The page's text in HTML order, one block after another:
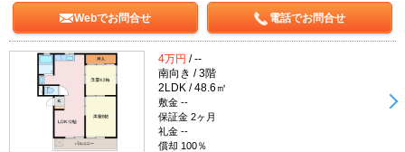
Webでお問合せ 電話でお問合せ
4万円 / --
南向き / 3階
2LDK / 48.6㎡
敷金 --
保証金 2ヶ月
礼金 --
償却 100％